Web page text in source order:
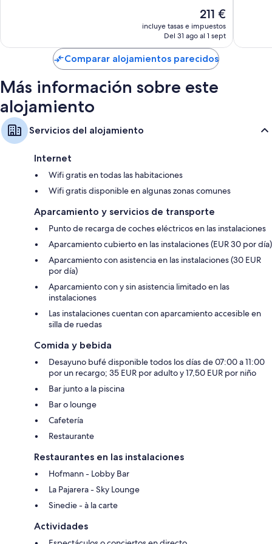
Además, otros de los servicios que encontrarás en todas las
Reciclaje y bombillas LED
Artículos de higiene personal ecológicos y secadores de pelo
Televisiones de pantalla plana de 55 pulgadas con canales por cable
Armarios o roperos, cunas gratuitas y hervidores eléctricos
El
precio
actual
de
211 €
211 €
incluye tasas e impuestos
Del 31 ago al 1 sept
Comparar alojamientos parecidos
Más información sobre este
alojamiento
Servicios del alojamiento
Internet
Wifi gratis en todas las habitaciones
Wifi gratis disponible en algunas zonas comunes
Aparcamiento y servicios de transporte
Punto de recarga de coches eléctricos en las instalaciones
Aparcamiento cubierto en las instalaciones (EUR 30 por día)
Aparcamiento con asistencia en las instalaciones (30 EUR
por día)
Aparcamiento con y sin asistencia limitado en las
instalaciones
Las instalaciones cuentan con aparcamiento accesible en
silla de ruedas
Comida y bebida
Desayuno bufé disponible todos los días de 07:00 a 11:00
por un recargo; 35 EUR por adulto y 17,50 EUR por niño
Bar junto a la piscina
Bar o lounge
Cafetería
Restaurante
Restaurantes en las instalaciones
Hofmann - Lobby Bar
La Pajarera - Sky Lounge
Sinedie - à la carte
Actividades